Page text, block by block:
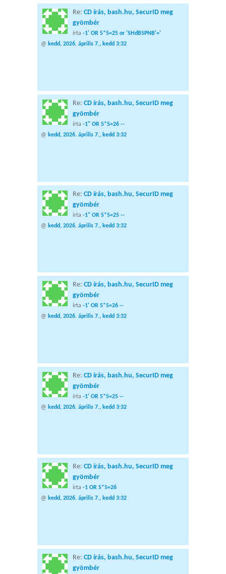
Re: CD írás, bash.hu, SecurID meg
gyömbér
írta -1' OR 5*5=25 or 'SHdB5PNB'='
@ kedd, 2026. április 7., kedd 3:32
Re: CD írás, bash.hu, SecurID meg
gyömbér
írta -1" OR 5*5=26 --
@ kedd, 2026. április 7., kedd 3:32
Re: CD írás, bash.hu, SecurID meg
gyömbér
írta -1" OR 5*5=25 --
@ kedd, 2026. április 7., kedd 3:32
Re: CD írás, bash.hu, SecurID meg
gyömbér
írta -1' OR 5*5=26 --
@ kedd, 2026. április 7., kedd 3:32
Re: CD írás, bash.hu, SecurID meg
gyömbér
írta -1' OR 5*5=25 --
@ kedd, 2026. április 7., kedd 3:32
Re: CD írás, bash.hu, SecurID meg
gyömbér
írta -1 OR 5*5=26
@ kedd, 2026. április 7., kedd 3:32
Re: CD írás, bash.hu, SecurID meg
gyömbér